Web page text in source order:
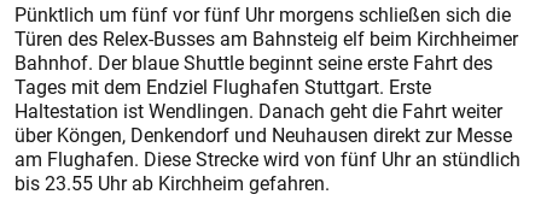
Pünktlich um fünf vor fünf Uhr morgens schließen sich die
Türen des Relex-Busses am Bahnsteig elf beim Kirchheimer
Bahnhof. Der blaue Shuttle beginnt seine erste Fahrt des
Tages mit dem Endziel Flughafen Stuttgart. Erste
Haltestation ist Wendlingen. Danach geht die Fahrt weiter
über Köngen, Denkendorf und Neuhausen direkt zur Messe
am Flughafen. Diese Strecke wird von fünf Uhr an stündlich
bis 23.55 Uhr ab Kirchheim gefahren.